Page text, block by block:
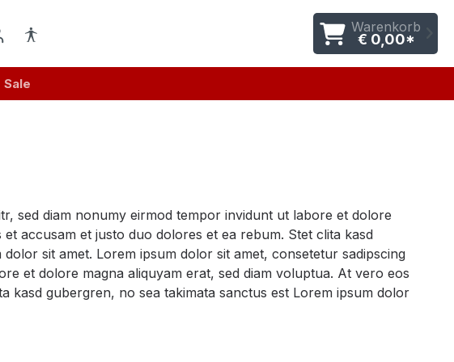
Warenkorb
€ 0,00*
Sale
sed diam nonumy eirmod tempor invidunt ut labore et dolore
accusam et justo duo dolores et ea rebum. Stet clita kasd
sit amet. Lorem ipsum dolor sit amet, consetetur sadipscing
et dolore magna aliquyam erat, sed diam voluptua. At vero eos
kasd gubergren, no sea takimata sanctus est Lorem ipsum dolor